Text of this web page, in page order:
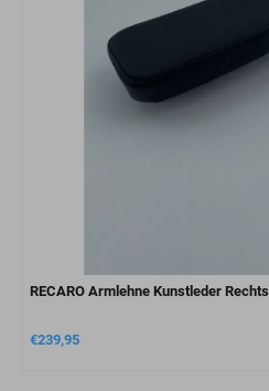
RECARO Armlehne Kunstleder Rechts
€239,95